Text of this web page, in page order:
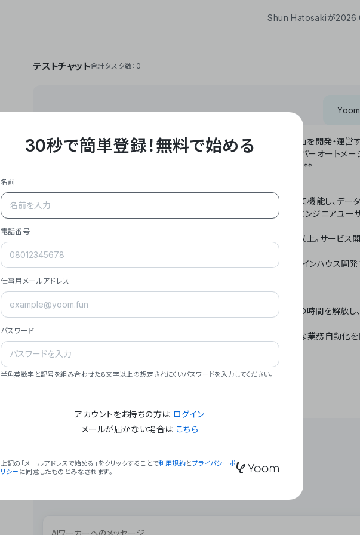
Shun Hatosakiが
テストチャット合計タスク数：0
Yoom
**Yoom株式会社は、ビジネスオートメーションSaaS「Yoom」を開発・運営す
API・RPA・OCRなどの技術をノーコードで組み合わせたハイパーオートメー
作業やデスクワークを自動化するサービスを提供しています。**
- **主力プロダクト「Yoom」**: SaaS連携データベースとして機能し、データ
メール対応、請求書処理、日報作成などの業務を自動化。非エンジニアユ
- **実績**: 国内利用社数20,000社超、直近成長率300%以上。サービス
- **強み**: すべての自動化技術を1プラットフォームで完結。インハウス開
- **ミッション**: 「We Make Time」 – テクノロジーで人々の時間を解放し
- **ビジョン**: 「Global Business Automation」 – 世界的な業務自動化を
### 会社概要
30秒で簡単登録！無料で始める
名前
電話番号
仕事用メールアドレス
パスワード
半角英数字と記号を組み合わせた8文字以上の想定されにくいパスワードを入力してください。
アカウントをお持ちの方は ログイン
メールが届かない場合は こちら
上記の「メールアドレスで始める」をクリックすることで利用規約とプライバシーポ
リシー に同意したものとみなされます。